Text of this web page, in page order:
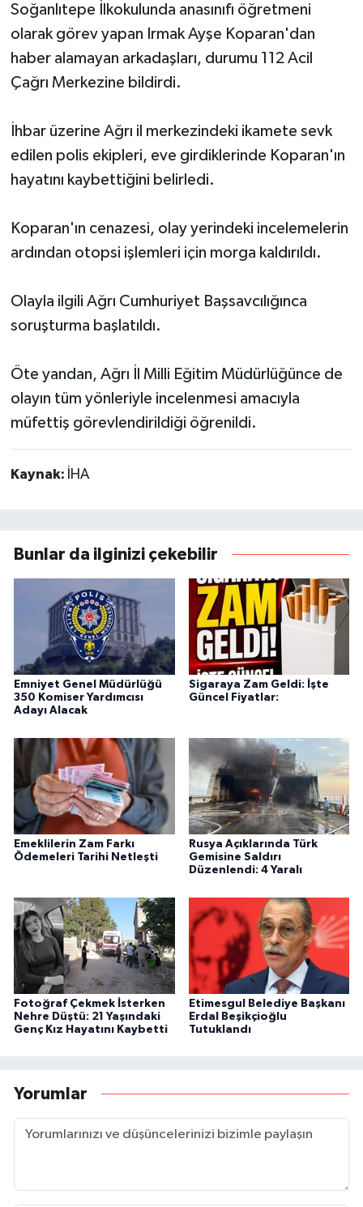
Soğanlıtepe İlkokulunda anasınıfı öğretmeni
olarak görev yapan Irmak Ayşe Koparan'dan
haber alamayan arkadaşları, durumu 112 Acil
Çağrı Merkezine bildirdi.
İhbar üzerine Ağrı il merkezindeki ikamete sevk
edilen polis ekipleri, eve girdiklerinde Koparan'ın
hayatını kaybettiğini belirledi.
Koparan'ın cenazesi, olay yerindeki incelemelerin
ardından otopsi işlemleri için morga kaldırıldı.
Olayla ilgili Ağrı Cumhuriyet Başsavcılığınca
soruşturma başlatıldı.
Öte yandan, Ağrı İl Milli Eğitim Müdürlüğünce de
olayın tüm yönleriyle incelenmesi amacıyla
müfettiş görevlendirildiği öğrenildi.
Kaynak: İHA
Bunlar da ilginizi çekebilir
Emniyet Genel Müdürlüğü
350 Komiser Yardımcısı
Adayı Alacak
Sigaraya Zam Geldi: İşte
Güncel Fiyatlar:
Emeklilerin Zam Farkı
Ödemeleri Tarihi Netleşti
Rusya Açıklarında Türk
Gemisine Saldırı
Düzenlendi: 4 Yaralı
Fotoğraf Çekmek İsterken
Nehre Düştü: 21 Yaşındaki
Genç Kız Hayatını Kaybetti
Etimesgul Belediye Başkanı
Erdal Beşikçioğlu
Tutuklandı
Yorumlar